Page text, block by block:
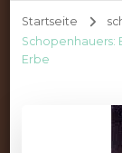
Startseite
Schopenhauers:
Erbe